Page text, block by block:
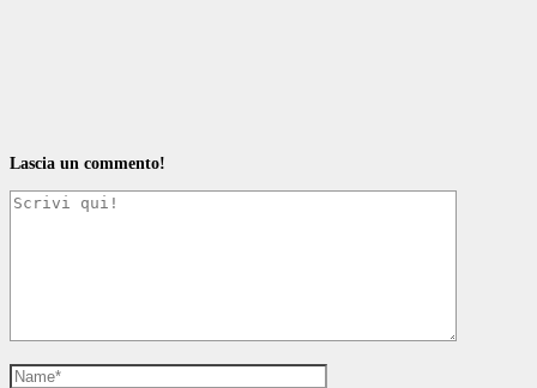
Lascia un commento!